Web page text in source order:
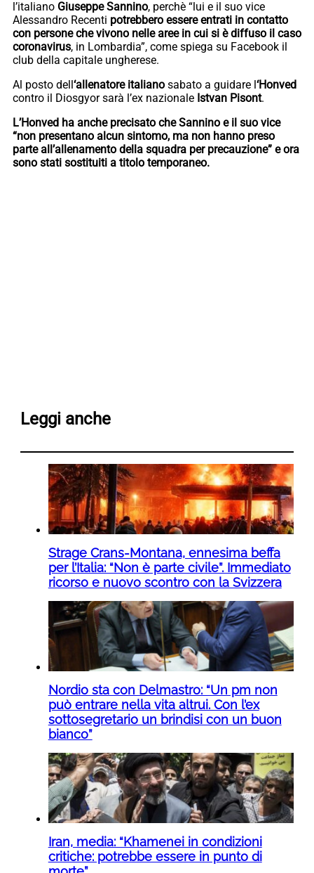
l’italiano Giuseppe Sannino, perchè “lui e il suo vice
Alessandro Recenti potrebbero essere entrati in contatto
con persone che vivono nelle aree in cui si è diffuso il caso
coronavirus, in Lombardia”, come spiega su Facebook il
club della capitale ungherese.
Al posto dell‘allenatore italiano sabato a guidare l‘Honved
contro il Diosgyor sarà l’ex nazionale Istvan Pisont.
L’Honved ha anche precisato che Sannino e il suo vice
“non presentano alcun sintomo, ma non hanno preso
parte all’allenamento della squadra per precauzione” e ora
sono stati sostituiti a titolo temporaneo.
Leggi anche
Strage Crans-Montana, ennesima beffa
per l’Italia: “Non è parte civile”. Immediato
ricorso e nuovo scontro con la Svizzera
Nordio sta con Delmastro: “Un pm non
può entrare nella vita altrui. Con l’ex
sottosegretario un brindisi con un buon
bianco”
Iran, media: “Khamenei in condizioni
critiche: potrebbe essere in punto di